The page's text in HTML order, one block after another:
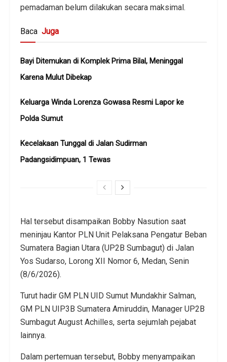
pemadaman belum dilakukan secara maksimal.
Baca Juga
Bayi Ditemukan di Komplek Prima Bilal, Meninggal
Karena Mulut Dibekap
Keluarga Winda Lorenza Gowasa Resmi Lapor ke
Polda Sumut
Kecelakaan Tunggal di Jalan Sudirman
Padangsidimpuan, 1 Tewas
Hal tersebut disampaikan Bobby Nasution saat
meninjau Kantor PLN Unit Pelaksana Pengatur Beban
Sumatera Bagian Utara (UP2B Sumbagut) di Jalan
Yos Sudarso, Lorong XII Nomor 6, Medan, Senin
(8/6/2026).
Turut hadir GM PLN UID Sumut Mundakhir Salman,
GM PLN UIP3B Sumatera Amiruddin, Manager UP2B
Sumbagut August Achilles, serta sejumlah pejabat
lainnya.
Dalam pertemuan tersebut, Bobby menyampaikan